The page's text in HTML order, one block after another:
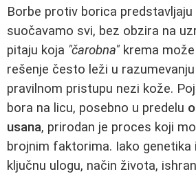
Borbe protiv borica
suočavamo svi, bez obzira na
pitaju koja "čarobna" krema
rešenje često leži u
pravilnom pristupu nezi kože.
bora na licu, posebno u predelu
usana, prirodan je proces koji
brojnim faktorima. Iako genetika
ključnu ulogu, način života,